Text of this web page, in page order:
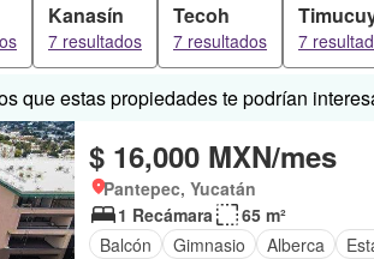
Kanasín
7 resultados
Tecoh
7 resultados 7
que estas propiedades te podrían
$ 16,000 MXN/mes
Pantepec, Yucatán
1 Recámara
65 m²
Balcón
Gimnasio Alberca